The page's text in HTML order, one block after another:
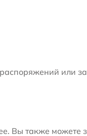
или
Вы также можете